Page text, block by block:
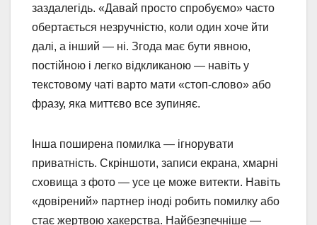
заздалегідь. «Давай просто спробуємо» часто
обертається незручністю, коли один хоче йти
далі, а інший — ні. Згода має бути явною,
постійною і легко відкликаною — навіть у
текстовому чаті варто мати «стоп-слово» або
фразу, яка миттєво все зупиняє.
Інша поширена помилка — ігнорувати
приватність. Скріншоти, записи екрана, хмарні
сховища з фото — усе це може витекти. Навіть
«довірений» партнер іноді робить помилку або
стає жертвою хакерства. Найбезпечніше —